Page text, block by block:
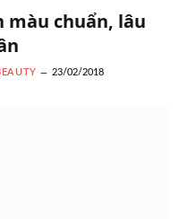
màu chuẩn, lâu
23/02/2018